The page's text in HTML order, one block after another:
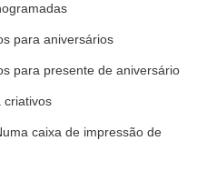
para aniversários
para presente de aniversário
criativos
caixa de impressão de